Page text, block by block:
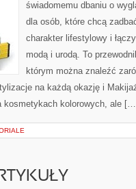
świadomemu dbaniu o
dla osób, które chcą
charakter lifestylowy i
modą i urodą. To
którym można znaleźć
na każdą okazję i
kosmetykach kolorowych, ale